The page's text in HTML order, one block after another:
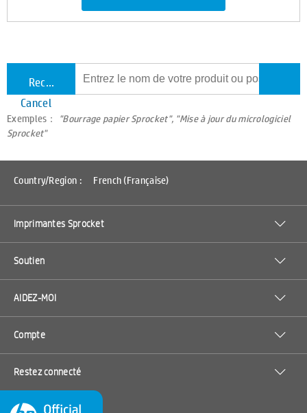
Rechercher tout le support
Cancel
Exemples： "Bourrage papier Sprocket", "Mise à jour du micrologiciel
Sprocket"
Country/Region : French (Française)
Imprimantes Sprocket
Soutien
AIDEZ-MOI
Compte
Restez connecté